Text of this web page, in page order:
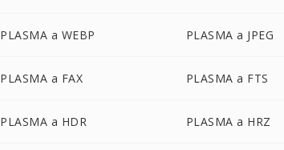
PLASMA a WEBP PLASMA a JPEG
PLASMA a FAX PLASMA a FTS
PLASMA a HDR PLASMA a HRZ